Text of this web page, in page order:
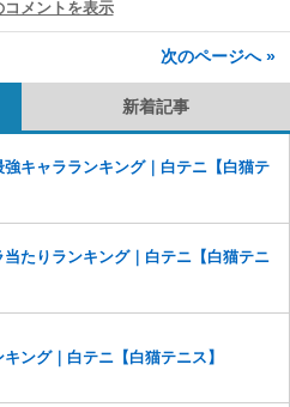
コメントを表示
次のページへ »
新着記事
強キャラランキング｜白テニ【白猫テ
当たりランキング｜白テニ【白猫テニ
ング｜白テニ【白猫テニス】